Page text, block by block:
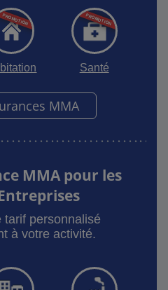
Santé
MMA
MMA pour les
tarif personnalisé
à votre activité.